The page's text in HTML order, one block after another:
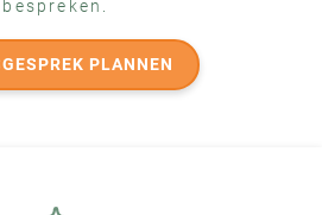
bespreken.
PLANNEN